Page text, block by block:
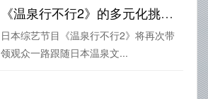
《温泉行不行2》的多元化挑战让你一路跟随日本温泉文化发展轨迹
日本综艺节目《温泉行不行2》将再次带
领观众一路跟随日本温泉文...